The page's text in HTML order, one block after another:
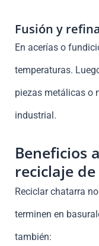
Fusión y
En acerías o
temperaturas.
piezas metálicas o
industrial.
Beneficios
reciclaje
Reciclar chatarra
terminen en
también: